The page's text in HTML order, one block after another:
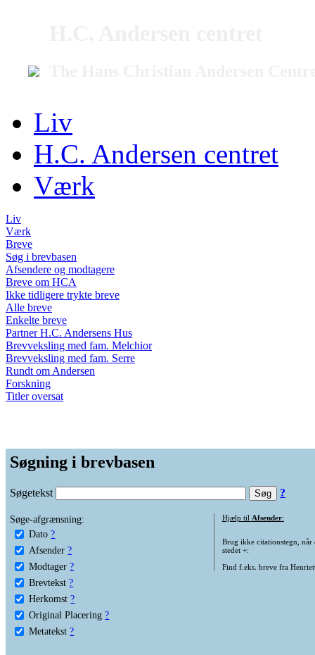
Liv
H.C. Andersen centret
Værk
Liv
Værk
Breve
Søg i brevbasen
Afsendere og modtagere
Breve om HCA
Ikke tidligere trykte breve
Alle breve
Enkelte breve
Partner H.C. Andersens Hus
Brevveksling med fam. Melchior
Brevveksling med fam. Serre
Rundt om Andersen
Forskning
Titler oversat
Søgning i brevbasen
Søgetekst ?
Søge-afgrænsning:
Dato ?
Afsender ?
Modtager ?
Brevtekst ?
Herkomst ?
Original Placering ?
Metatekst ?
Hjælp til Afsender:
Brug ikke citationstegn, når
stedet +:
Find f.eks. breve fra